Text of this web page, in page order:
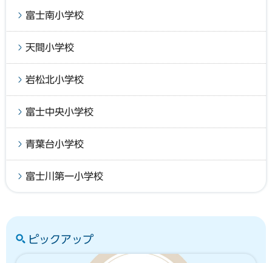
富士南小学校
天間小学校
岩松北小学校
富士中央小学校
青葉台小学校
富士川第一小学校
ピックアップ